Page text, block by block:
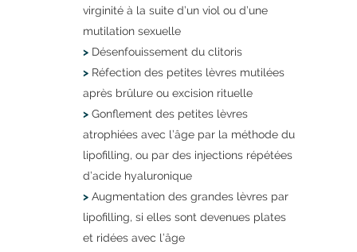
virginité à la suite d’un viol ou d’une
mutilation sexuelle
> Désenfouissement du clitoris
> Réfection des petites lèvres mutilées
après brûlure ou excision rituelle
> Gonflement des petites lèvres
atrophiées avec l’âge par la méthode du
lipofilling, ou par des injections répétées
d’acide hyaluronique
> Augmentation des grandes lèvres par
lipofilling, si elles sont devenues plates
et ridées avec l’âge